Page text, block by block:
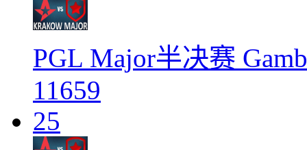
PGL Major半决赛
11659
25